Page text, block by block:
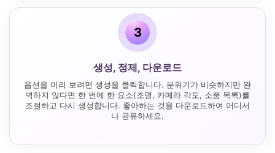
3
생성, 정제, 다운로드
옵션을 미리 보려면 생성을 클릭합니다. 분위기가 비슷하지만 완
벽하지 않다면 한 번에 한 요소(조명, 카메라 각도, 소품 목록)를
조절하고 다시 생성합니다. 좋아하는 것을 다운로드하여 어디서
나 공유하세요.